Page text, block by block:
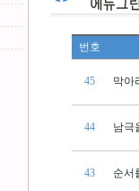
번호
45 막아
44 남극
43 순서